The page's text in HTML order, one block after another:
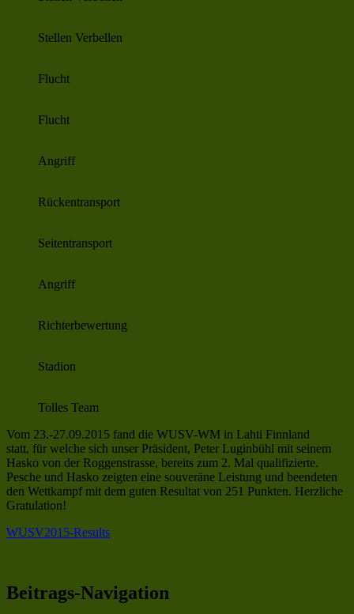
Stellen Verbellen
Flucht
Flucht
Angriff
Rückentransport
Seitentransport
Angriff
Richterbewertung
Stadion
Tolles Team
Vom 23.-27.09.2015 fand die WUSV-WM in Lahti Finnland
statt, für welche sich unser Präsident, Peter Luginbühl mit seinem
Hasko von der Roggenstrasse, bereits zum 2. Mal qualifizierte.
Pesche und Hasko zeigten eine souveräne Leistung und beendeten
den Wettkampf mit dem guten Resultat von 251 Punkten. Herzliche
Gratulation!
WUSV2015-Results
Beitrags-Navigation